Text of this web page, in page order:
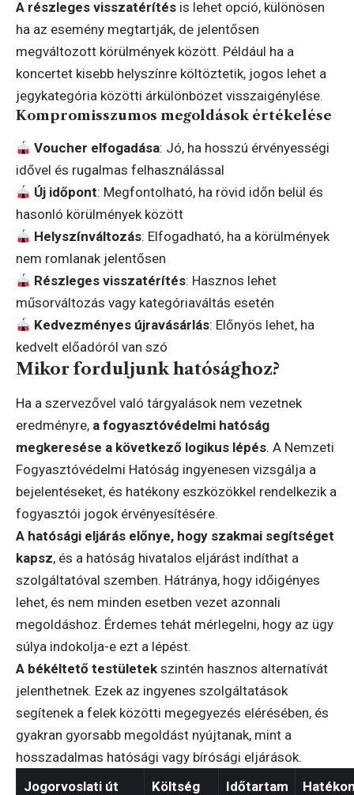
A részleges visszatérítés is lehet opció, különösen
ha az esemény megtartják, de jelentősen
megváltozott körülmények között. Például ha a
koncertet kisebb helyszínre költöztetik, jogos lehet a
jegykategória közötti árkülönbözet visszaigénylése.
Kompromisszumos megoldások értékelése
Voucher elfogadása: Jó, ha hosszú érvényességi
idővel és rugalmas felhasználással
Új időpont: Megfontolható, ha rövid időn belül és
hasonló körülmények között
Helyszínváltozás: Elfogadható, ha a körülmények
nem romlanak jelentősen
Részleges visszatérítés: Hasznos lehet
műsorváltozás vagy kategóriaváltás esetén
Kedvezményes újravásárlás: Előnyös lehet, ha
kedvelt előadóról van szó
Mikor forduljunk hatósághoz?
Ha a szervezővel való tárgyalások nem vezetnek
eredményre, a fogyasztóvédelmi hatóság
megkeresése a következő logikus lépés. A Nemzeti
Fogyasztóvédelmi Hatóság ingyenesen vizsgálja a
bejelentéseket, és hatékony eszközökkel rendelkezik a
fogyasztói jogok érvényesítésére.
A hatósági eljárás előnye, hogy szakmai segítséget
kapsz, és a hatóság hivatalos eljárást indíthat a
szolgáltatóval szemben. Hátránya, hogy időigényes
lehet, és nem minden esetben vezet azonnali
megoldáshoz. Érdemes tehát mérlegelni, hogy az ügy
súlya indokolja-e ezt a lépést.
A békéltető testületek szintén hasznos alternatívát
jelenthetnek. Ezek az ingyenes szolgáltatások
segítenek a felek közötti megegyezés elérésében, és
gyakran gyorsabb megoldást nyújtanak, mint a
hosszadalmas hatósági vagy bírósági eljárások.
Jogorvoslati út
Költség Időtartam